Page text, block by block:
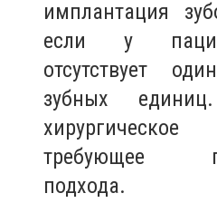
имплантация
если у
отсутствует
зубных
требующее
подхода.